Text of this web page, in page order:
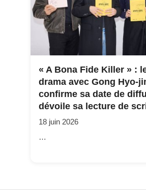
« A Bona Fide Killer » :
drama avec Gong Hyo-
confirme sa date de
dévoile sa lecture de
18 juin 2026
…